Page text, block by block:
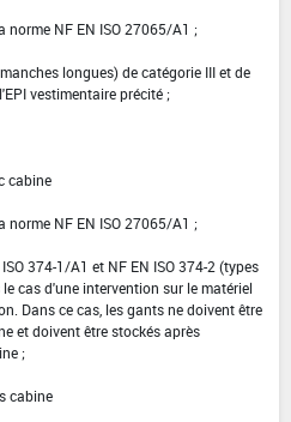
norme NF EN ISO 27065/A1 ;
longues) de catégorie III et de
vestimentaire précité ;
cabine
norme NF EN ISO 27065/A1 ;
374-1/A1 et NF EN ISO 374-2 (types
cas d'une intervention sur le matériel
Dans ce cas, les gants ne doivent être
et doivent être stockés après
;
cabine